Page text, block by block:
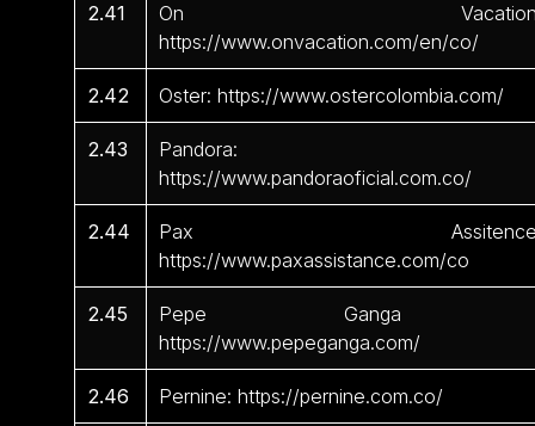
2.41
On
https://www.onvacation.com/en/co/
2.42 Oster: https://www.ostercolombia.com/
2.43
Pandora:
https://www.pandoraoficial.com.co/
2.44
Pax
https://www.paxassistance.com/co
2.45
Pepe Ganga
https://www.pepeganga.com/
2.46 Pernine: https://pernine.com.co/